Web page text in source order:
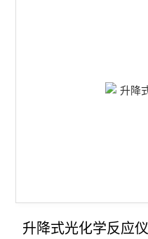
升降式光化学反应仪